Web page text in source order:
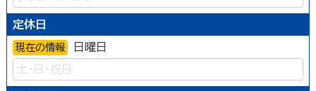
定休日
現在の情報 日曜日